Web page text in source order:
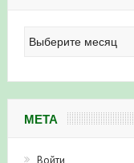
новостей
МЕТА